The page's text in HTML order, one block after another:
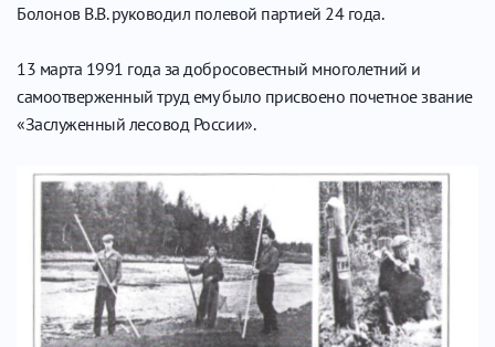
Болонов В.В. руководил полевой партией 24 года.
13 марта 1991 года за добросовестный многолетний и
самоотверженный труд ему было присвоено почетное звание
«Заслуженный лесовод России».